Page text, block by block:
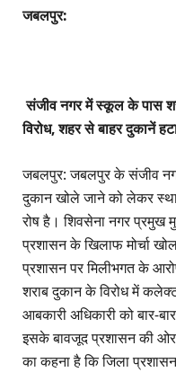
जबलपुर:
संजीव नगर में स्कूल के पास
विरोध, शहर से बाहर दुकानें
​जबलपुर: जबलपुर के संजीव
दुकान खोले जाने को लेकर
रोष है। शिवसेना नगर प्रमुख
प्रशासन के खिलाफ मोर्चा
प्रशासन पर मिलीभगत के
शराब दुकान के विरोध में
आबकारी अधिकारी को बार-
इसके बावजूद प्रशासन की ओर
का कहना है कि जिला